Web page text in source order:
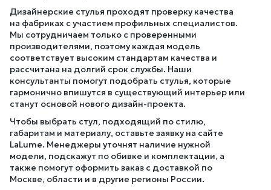
Дизайнерские стулья проходят проверку качества
на фабриках с участием профильных специалистов.
Мы сотрудничаем только с проверенными
производителями, поэтому каждая модель
соответствует высоким стандартам качества и
рассчитана на долгий срок службы. Наши
консультанты помогут подобрать стулья, которые
гармонично впишутся в существующий интерьер или
станут основой нового дизайн-проекта.
Чтобы выбрать стул, подходящий по стилю,
габаритам и материалу, оставьте заявку на сайте
LaLume. Менеджеры уточнят наличие нужной
модели, подскажут по обивке и комплектации, а
также помогут оформить заказ с доставкой по
Москве, области и в другие регионы России.